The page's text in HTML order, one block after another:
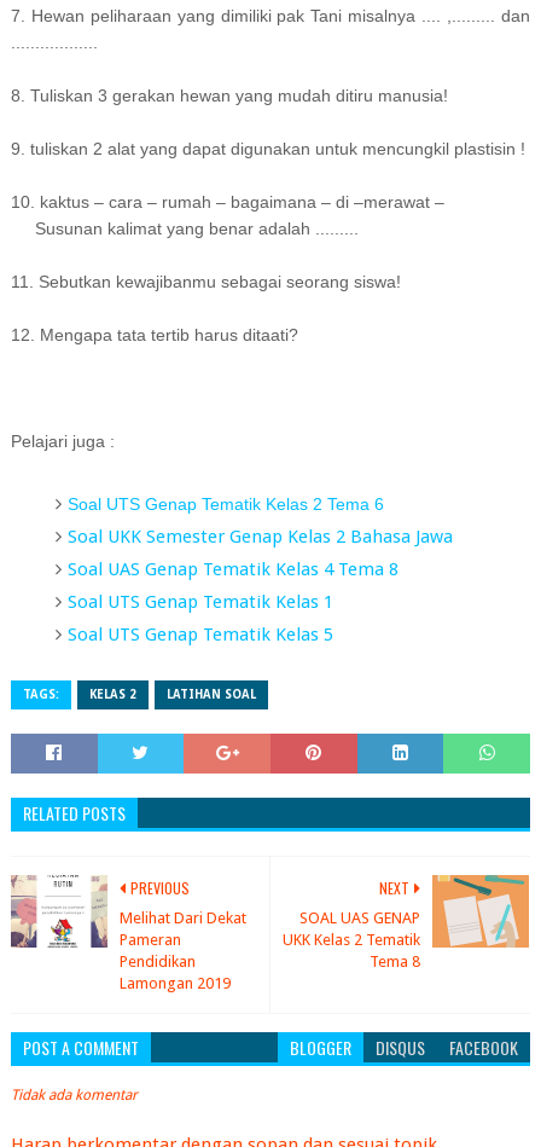
7. Hewan peliharaan yang dimiliki pak Tani misalnya .... ,......... dan
8. Tuliskan 3 gerakan hewan yang mudah ditiru manusia!
9. tuliskan 2 alat yang dapat digunakan untuk mencungkil plastisin !
10. kaktus – cara – rumah – bagaimana – di –merawat –
Susunan kalimat yang benar adalah .........
11. Sebutkan kewajibanmu sebagai seorang siswa!
12. Mengapa tata tertib harus ditaati?
Pelajari juga :
Soal UTS Genap Tematik Kelas 2 Tema 6
Soal UKK Semester Genap Kelas 2 Bahasa Jawa
Soal UAS Genap Tematik Kelas 4 Tema 8
Soal UTS Genap Tematik Kelas 1
Soal UTS Genap Tematik Kelas 5
TAGS: KELAS 2 LATIHAN SOAL
RELATED POSTS
NEXT
SOAL UAS GENAP
UKK Kelas 2 Tematik
Tema 8
PREVIOUS
Melihat Dari Dekat
Pameran
Pendidikan
Lamongan 2019
POST A COMMENT BLOGGER DISQUS FACEBOOK
Tidak ada komentar